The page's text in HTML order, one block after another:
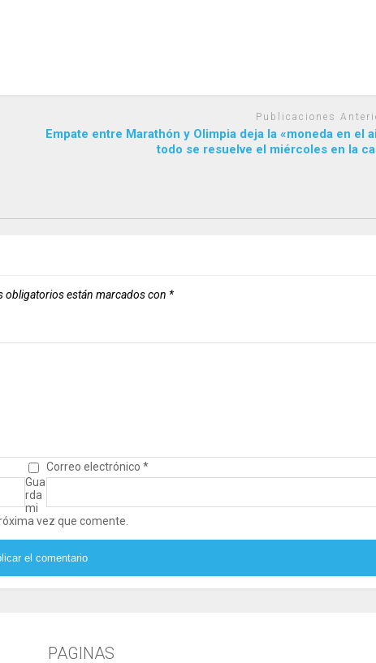
Publicaciones
Empate entre Marathón y Olimpia deja la «moneda en el
todo se resuelve el miércoles en la
obligatorios están marcados con *
Correo electrónico *
Gua
rda
mi
vez que comente.
PAGINAS